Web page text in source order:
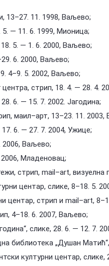
13–27. 11. 1998, Ваљево;
5. — 11. 6. 1999, Мионица;
18. 5. — 1. 6. 2000, Ваљево;
6. 2000, Ваљево;
4–9. 5. 2002, Ваљево;
центра, стрип, 18. 4. — 28. 4.
6. — 15. 7. 2002. Јагодина;
маил–арт, 13–23. 11.
6. — 27. 7. 2004, Ужице;
2006, Ваљево;
2006, Младеновац;
стрип, mail–art, визуелна
центар, слике, 8–18. 5.
центар, стрип и mail–art,
4–18. 6. 2007, Ваљево;
слике, 28. 6. — 12. 7.
библиотека „Душан
културни центар, слике,